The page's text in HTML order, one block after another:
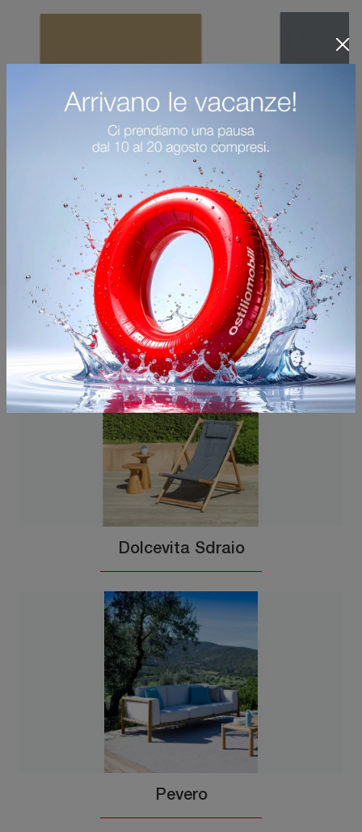
Potrebbero piacerti anche
Dolcevita Sdraio
Pevero